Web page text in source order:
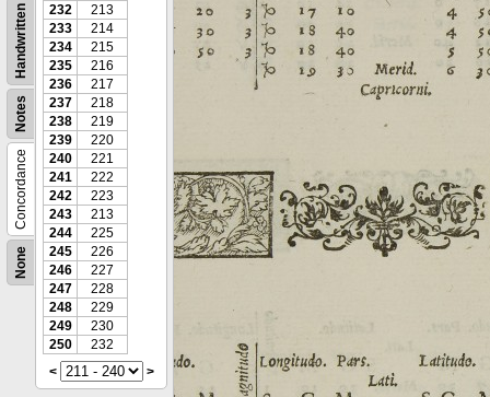
None
Concordance
Notes
Handwritten
232
213
233
214
234
215
235
216
236
217
237
218
238
219
239
220
240
221
241
222
242
223
243
213
244
225
245
226
246
227
247
228
248
229
249
230
250
232
<
>